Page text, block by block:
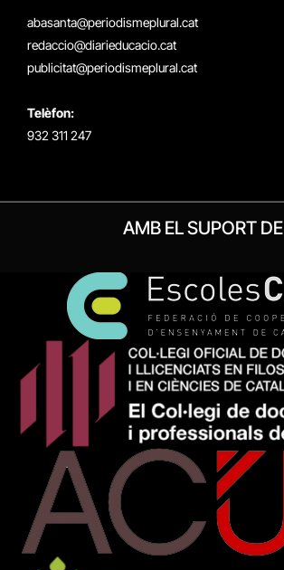
abasanta@periodismeplural.cat
redaccio@diarieducacio.cat
publicitat@periodismeplural.cat
Telèfon:
932 311 247
AMB EL SUPORT DE